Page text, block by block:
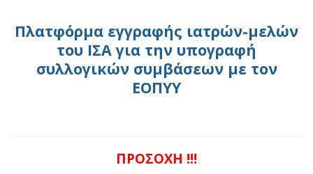
Πλατφόρμα εγγραφής ιατρών-μελών
του ΙΣΑ για την υπογραφή
συλλογικών συμβάσεων με τον
ΕΟΠΥΥ
ΠΡΟΣΟΧΗ !!!